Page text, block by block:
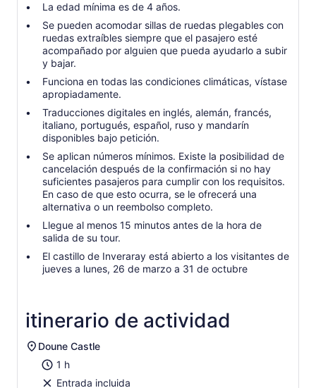
La edad mínima es de 4 años.
Se pueden acomodar sillas de ruedas plegables con
ruedas extraíbles siempre que el pasajero esté
acompañado por alguien que pueda ayudarlo a subir
y bajar.
Funciona en todas las condiciones climáticas, vístase
apropiadamente.
Traducciones digitales en inglés, alemán, francés,
italiano, portugués, español, ruso y mandarín
disponibles bajo petición.
Se aplican números mínimos. Existe la posibilidad de
cancelación después de la confirmación si no hay
suficientes pasajeros para cumplir con los requisitos.
En caso de que esto ocurra, se le ofrecerá una
alternativa o un reembolso completo.
Llegue al menos 15 minutos antes de la hora de
salida de su tour.
El castillo de Inveraray está abierto a los visitantes de
jueves a lunes, 26 de marzo a 31 de octubre
itinerario de actividad
Doune Castle
1 h
Entrada incluida